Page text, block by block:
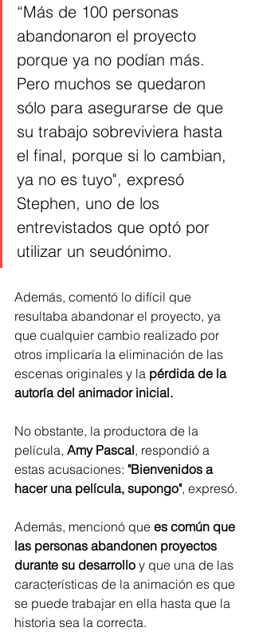
“Más de 100 personas
abandonaron el proyecto
porque ya no podían más.
Pero muchos se quedaron
sólo para asegurarse de que
su trabajo sobreviviera hasta
el final, porque si lo cambian,
ya no es tuyo", expresó
Stephen, uno de los
entrevistados que optó por
utilizar un seudónimo.
Además, comentó lo difícil que
resultaba abandonar el proyecto, ya
que cualquier cambio realizado por
otros implicaría la eliminación de las
escenas originales y la pérdida de la
autoría del animador inicial.
No obstante, la productora de la
película, Amy Pascal, respondió a
estas acusaciones: "Bienvenidos a
hacer una película, supongo", expresó.
Además, mencionó que es común que
las personas abandonen proyectos
durante su desarrollo y que una de las
características de la animación es que
se puede trabajar en ella hasta que la
historia sea la correcta.